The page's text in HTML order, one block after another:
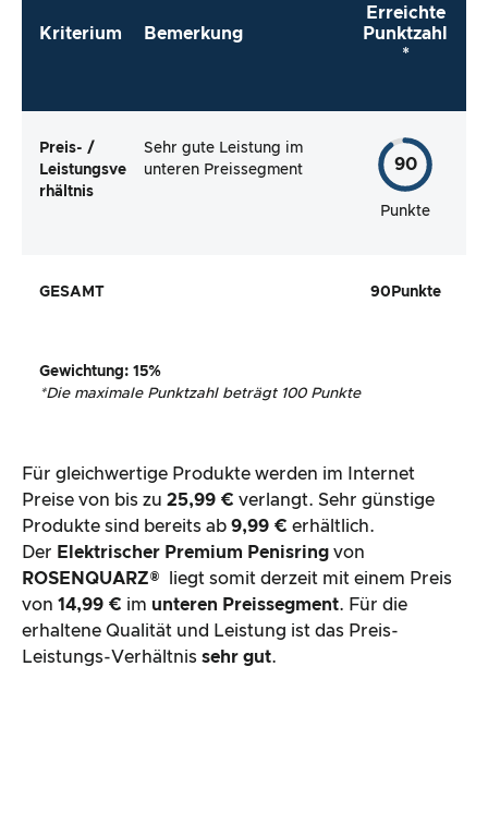
Kriterium Bemerkung
Erreichte
Punktzahl
*
Preis- /
Leistungsve
rhältnis
Sehr gute Leistung im
unteren Preissegment
90
Punkte
GESAMT 90 Punkte
Gewichtung: 15%
*Die maximale Punktzahl beträgt 100 Punkte
Für gleichwertige Produkte werden im Internet
Preise von bis zu 25,99 € verlangt. Sehr günstige
Produkte sind bereits ab 9,99 € erhältlich.
Der Elektrischer Premium Penisring von
ROSENQUARZ® liegt somit derzeit mit einem Preis
von 14,99 € im unteren Preissegment. Für die
erhaltene Qualität und Leistung ist das Preis-
Leistungs-Verhältnis sehr gut.